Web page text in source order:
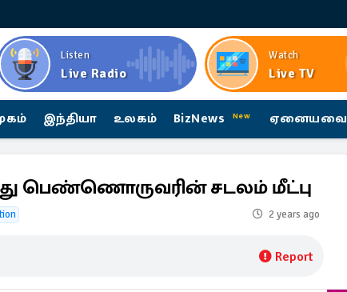
Listen
Live Radio
Watch
Live TV
இந்தியா உலகம் BizNews New ஏனையவை
பெண்ணொருவரின் சடலம் மீட்பு
2 years ago
Report